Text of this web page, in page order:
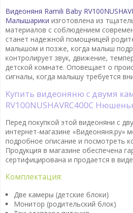
Видеоняня Ramili Baby
Малышарики изготовлена из
материалов с соблюдением
станет надежной помощницей
малышом и позже, когда малыш
контролирует звук, движение,
детской комнате. Оповещает о
сигналы, когда малышу требуется
Купить видеоняню с двумя камерами Ramili Baby
RV100NUSHAVRC400C
Перед покупкой этой видеоняни с
интернет-магазине «Видеоняня.ру»
подробное описание и посмотреть
Продукция в магазине обеспечена
сертифицирована и продается в
Комплектация:
Две камеры (детские блоки)
Монитор (родительский блок)